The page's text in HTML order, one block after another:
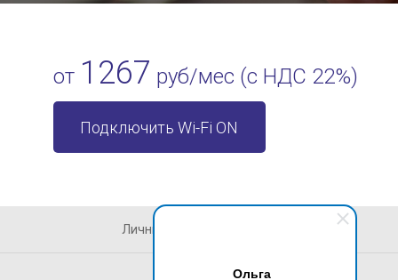
Ольга
от 1267 руб/мес (с НДС 22%)
Подключить Wi-Fi ON
Личный кабинет абонента